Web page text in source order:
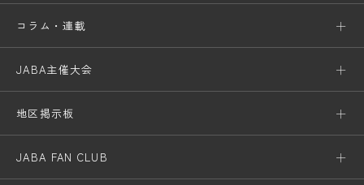
コラム・連載
JABA主催大会
地区掲示板
JABA FAN CLUB